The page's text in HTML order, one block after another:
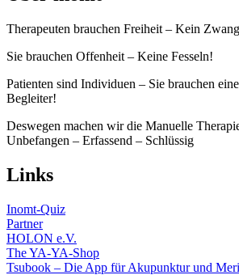
Therapeuten brauchen Freiheit – Kein
Sie brauchen Offenheit – Keine Fesseln!
Patienten sind Individuen – Sie brauchen
Begleiter!
Deswegen machen wir die Manuelle
Unbefangen – Erfassend – Schlüssig
Links
Inomt-Quiz
Partner
HOLON e.V.
The YA-YA-Shop
Tsubook – Die App für Akupunktur und